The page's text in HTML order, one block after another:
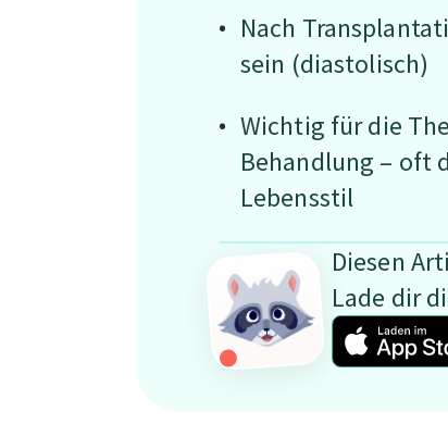
Nach
sein (diastolisch)
Wichtig für die
Behandlung – oft
Lebensstil
Diesen
Lade dir